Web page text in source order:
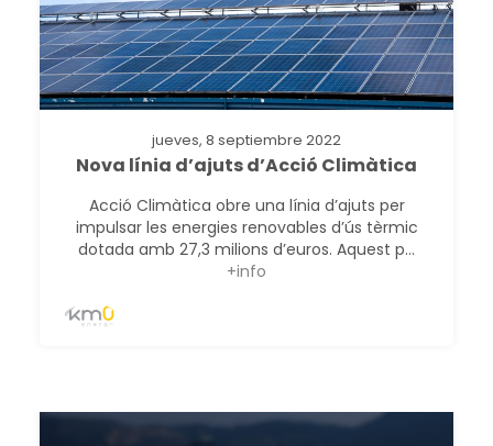
jueves, 8 septiembre 2022
Nova línia d’ajuts d’Acció Climàtica
Acció Climàtica obre una línia d’ajuts per
impulsar les energies renovables d’ús tèrmic
dotada amb 27,3 milions d’euros. Aquest p...
+info